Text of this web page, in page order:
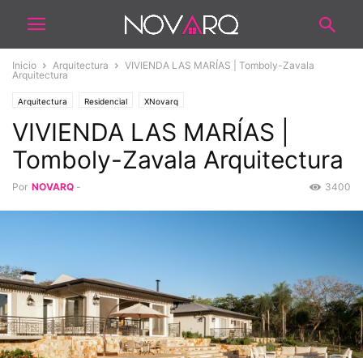
Inicio Arquitectura
VIVIENDA LAS MARÍAS | Tomboly-Zavala
Arquitectura
Arquitectura Residencial XNovarq
VIVIENDA LAS MARÍAS |
Tomboly-Zavala Arquitectura
Por NOVARQ - 3400